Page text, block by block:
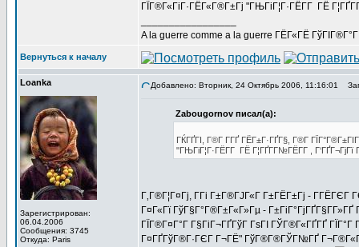
ГЇГ®Г«ГіГ·ГЁГ«Г®Г±Гј "ГЊГіГ¦Г·ГЁГ­Г ГЁ
A la guerre comme a la guerre ГЁГ«ГЁ
Вернуться к началу
Loanka
Зарегистрирован:
06.04.2006
Сообщения: 3745
Откуда: Paris
Добавлено: Вторник, 24 Октябрь 2006, 11:16:01
Zabougornov писал(а):
ГЌГҐГІ, Г®Г­ Г­ГҐ ГЁГ±Г·ГҐГ§, Г®Г­
"ГЊГіГ¦Г·ГЁГ­Г ГЁ Г¦ГҐГ­Г№ГЁГ­Г , Г‘ГҐГ¬ГјГї
Г‚Г®Г¦Г¤Гј, Г­Гі Г±Г®ГЈГ«Г Г±ГЁГ±Гј -
Г¤Г«Гї ГўГ§Г°Г®Г±Г«Г»Гµ -
ГЇГ®Г¤Г°Г Г§ГіГ¬ГҐГўГ ГѕГІ ГЎГ®Г«ГҐГҐ
Г¤ГҐГўГ®Г·ГЄГ Г¬ГЁ" ГўГ®Г®ГЎГ№ГҐ